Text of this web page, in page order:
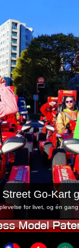
Skift butik
Street Go-Kart
for livet, og én